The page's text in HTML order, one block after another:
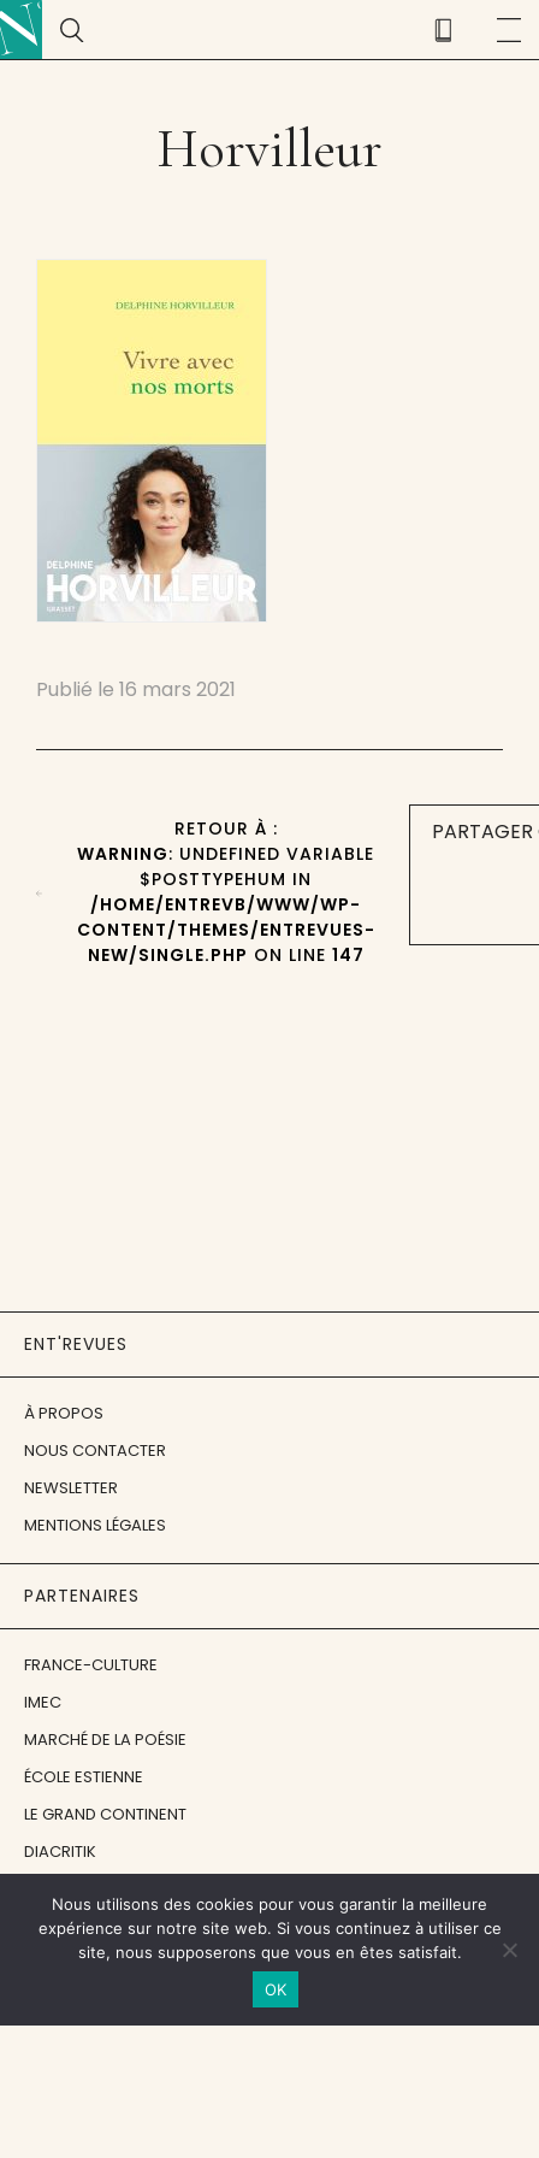
Horvilleur
Publié le 16 mars 2021
RETOUR À :
WARNING: UNDEFINED VARIABLE
$POSTTYPEHUM IN
/HOME/ENTREVB/WWW/WP-
CONTENT/THEMES/ENTREVUES-
NEW/SINGLE.PHP ON LINE 147
ENT'REVUES
À PROPOS
NOUS CONTACTER
NEWSLETTER
MENTIONS LÉGALES
PARTENAIRES
FRANCE-CULTURE
IMEC
MARCHÉ DE LA POÉSIE
ÉCOLE ESTIENNE
LE GRAND CONTINENT
DIACRITIK
NOS SOUTIENS
CENTRE NATIONAL DU LIVRE
Nous utilisons des cookies pour vous garantir la meilleure
expérience sur notre site web. Si vous continuez à utiliser ce
site, nous supposerons que vous en êtes satisfait.
OK